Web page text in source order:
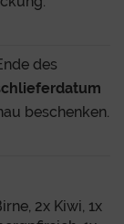
des
beschenken.
2x Kiwi, 1x